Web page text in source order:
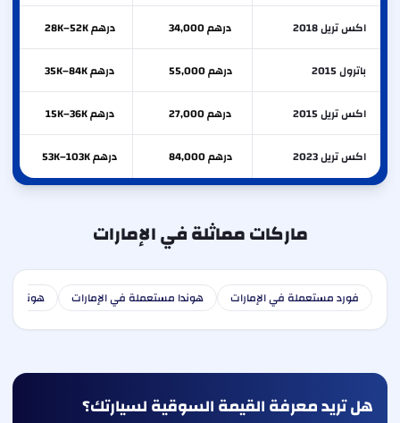
اكس تريل 2018 درهم 34,000 درهم 28K–52K
باترول 2015 درهم 55,000 درهم 35K–84K
اكس تريل 2015 درهم 27,000 درهم 15K–36K
اكس تريل 2023 درهم 84,000 درهم 53K–103K
ماركات مماثلة في الإمارات
فورد مستعملة في الإمارات هوندا مستعملة في الإمارات هونداي
هل تريد معرفة القيمة السوقية لسيارتك؟